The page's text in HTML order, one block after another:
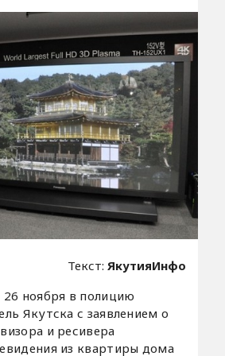
Текст: ЯкутияИнфо
26 ноября в полицию
Якутска с заявлением о
и ресивера
из квартиры дома